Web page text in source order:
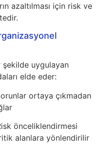
azaltılması için risk ve
uygulayan
elde eder:
ortaya çıkmadan
önceliklendirmesi
alanlara yönlendirilir